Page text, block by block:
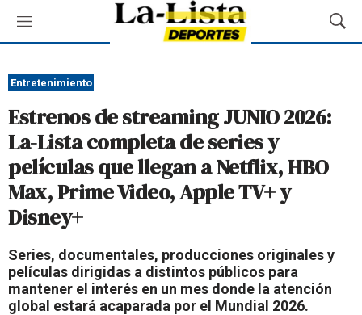
M
e
ú
M
o
Entretenimiento
Estrenos de streaming JUNIO 2026:
La-Lista completa de series y
películas que llegan a Netflix, HBO
Max, Prime Video, Apple TV+ y
Disney+
Series, documentales, producciones originales y
películas dirigidas a distintos públicos para
mantener el interés en un mes donde la atención
global estará acaparada por el Mundial 2026.